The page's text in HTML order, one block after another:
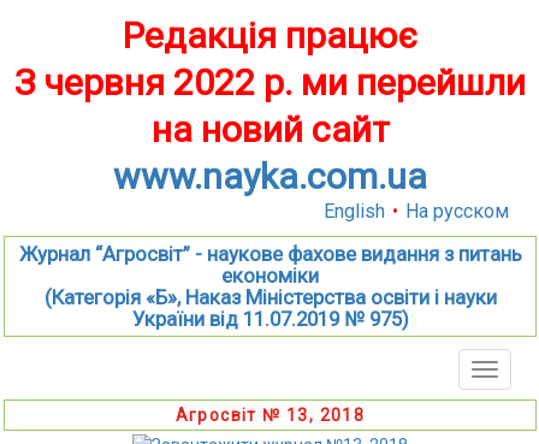
Редакція працює
З червня 2022 р. ми перейшли
на новий сайт
www.nayka.com.ua
English • На русском
Журнал “Агросвіт” - наукове фахове видання з питань
економіки
(Категорія «Б», Наказ Міністерства освіти і науки
України від 11.07.2019 № 975)
Toggle
Агросвіт № 13, 2018